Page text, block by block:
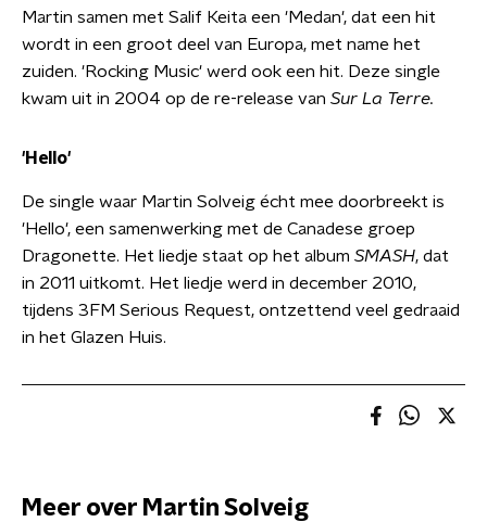
Martin samen met Salif Keita een 'Medan', dat een hit
wordt in een groot deel van Europa, met name het
zuiden. 'Rocking Music' werd ook een hit. Deze single
kwam uit in 2004 op de re-release van Sur La Terre.
'Hello'
De single waar Martin Solveig écht mee doorbreekt is
'Hello', een samenwerking met de Canadese groep
Dragonette. Het liedje staat op het album SMASH, dat
in 2011 uitkomt. Het liedje werd in december 2010,
tijdens 3FM Serious Request, ontzettend veel gedraaid
in het Glazen Huis.
Meer over Martin Solveig